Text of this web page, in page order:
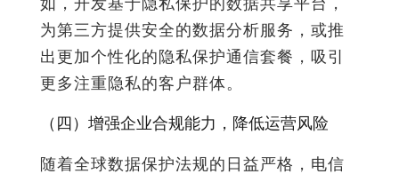
为第三方提供安全的数据分析服务，或推
出更加个性化的隐私保护通信套餐，吸引
更多注重隐私的客户群体。
（四）增强企业合规能力，降低运营风险
随着全球数据保护法规的日益严格，电信